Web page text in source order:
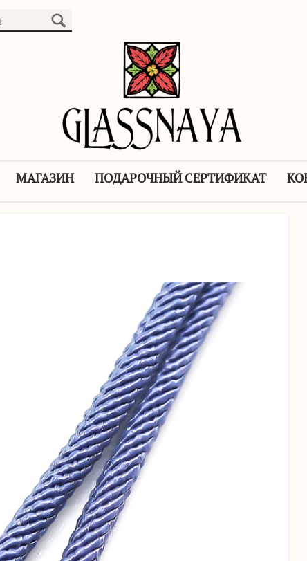
МАГАЗИН ПОДАРОЧНЫЙ СЕРТИФИКАТ